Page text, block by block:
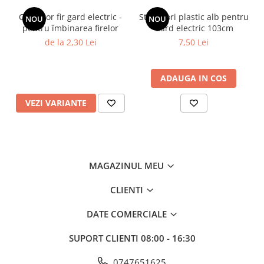
💡Recomandat pentru:
✔️ Montarea conectorilor de gard electric NEXON
✔️ Lucrări mecanice de precizie
NEXON – Calitate profesională pentru unelte durabile și
performante.
(Imaginile sunt cu titlu informativ. Specificațiile pot fi modificate
NOU
Conector fir gard electric -
pentru îmbinarea firelor
de la 2,30 Lei
VEZI VARIANTE
NOU
Stalpisori plastic alb pentru
Gard electric 103cm
7,50 Lei
ADAUGA IN COS
MAGAZINUL MEU
CLIENTI
DATE COMERCIALE
SUPORT CLIENTI 08:00 - 16:30